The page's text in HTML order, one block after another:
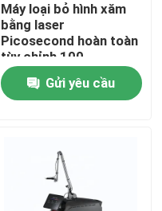
Máy loại bỏ hình xăm
bằng laser
Picosecond hoàn toàn
tùy chỉnh 100-
2000J/Cm2 Điện năng
lượng
Gửi yêu cầu